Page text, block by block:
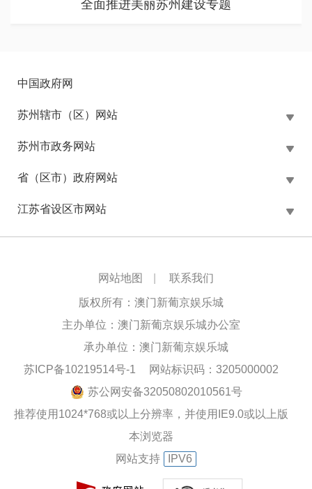
中国政府网
苏州辖市（区）网站
苏州市政务网站
省（区市）政府网站
江苏省设区市网站
网站地图 联系我们
版权所有：澳门新葡京娱乐城
主办单位：澳门新葡京娱乐城办公室
承办单位：澳门新葡京娱乐城
苏ICP备10219514号-1
网站标识码：3205000002
苏公网安备32050802010561号
推荐使用1024*768或以上分辨率，并使用IE9.0或以上版
本浏览器
网站支持
IPV6